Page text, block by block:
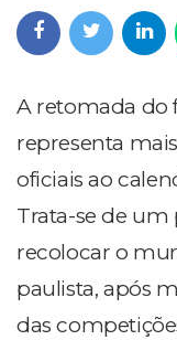
A retomada do
representa
oficiais ao
Trata-se de um
recolocar o
paulista, após
das